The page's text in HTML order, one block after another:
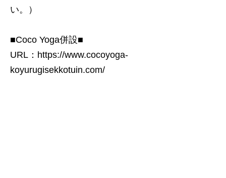
い。）
■Coco Yoga併設■
URL： https://www.cocoyoga-
koyurugisekkotuin.com/